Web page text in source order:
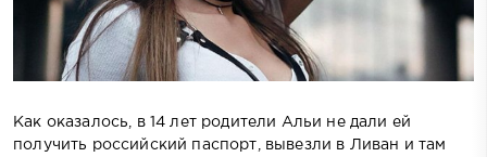
Как оказалось, в 14 лет родители Альи не дали ей
получить российский паспорт, вывезли в Ливан и там